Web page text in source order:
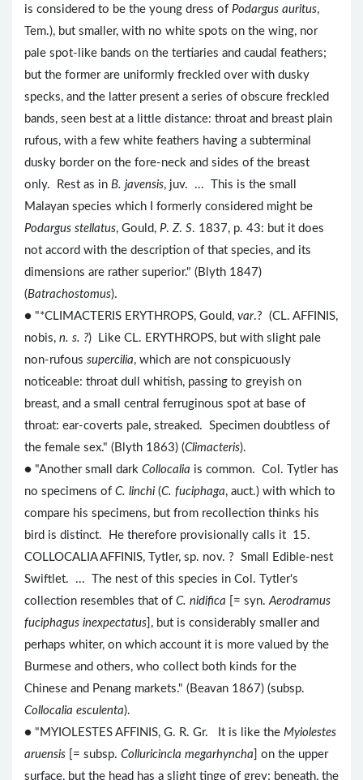
is considered to be the young dress of Podargus auritus,
Tem.), but smaller, with no white spots on the wing, nor
pale spot-like bands on the tertiaries and caudal feathers;
but the former are uniformly freckled over with dusky
specks, and the latter present a series of obscure freckled
bands, seen best at a little distance: throat and breast plain
rufous, with a few white feathers having a subterminal
dusky border on the fore-neck and sides of the breast
only. Rest as in B. javensis, juv. ... This is the small
Malayan species which I formerly considered might be
Podargus stellatus, Gould, P. Z. S. 1837, p. 43: but it does
not accord with the description of that species, and its
dimensions are rather superior." (Blyth 1847)
(Batrachostomus).
● "*CLIMACTERIS ERYTHROPS, Gould, var.? (CL. AFFINIS,
nobis, n. s. ?) Like CL. ERYTHROPS, but with slight pale
non-rufous supercilia, which are not conspicuously
noticeable: throat dull whitish, passing to greyish on
breast, and a small central ferruginous spot at base of
throat: ear-coverts pale, streaked. Specimen doubtless of
the female sex." (Blyth 1863) (Climacteris).
● "Another small dark Collocalia is common. Col. Tytler has
no specimens of C. linchi (C. fuciphaga, auct.) with which to
compare his specimens, but from recollection thinks his
bird is distinct. He therefore provisionally calls it 15.
COLLOCALIA AFFINIS, Tytler, sp. nov. ? Small Edible-nest
Swiftlet. ... The nest of this species in Col. Tytler's
collection resembles that of C. nidifica [= syn. Aerodramus
fuciphagus inexpectatus ], but is considerably smaller and
perhaps whiter, on which account it is more valued by the
Burmese and others, who collect both kinds for the
Chinese and Penang markets." (Beavan 1867) (subsp.
Collocalia esculenta).
● "MYIOLESTES AFFINIS, G. R. Gr. It is like the Myiolestes
aruensis [= subsp. Colluricincla megarhyncha ] on the upper
surface, but the head has a slight tinge of grey; beneath, the